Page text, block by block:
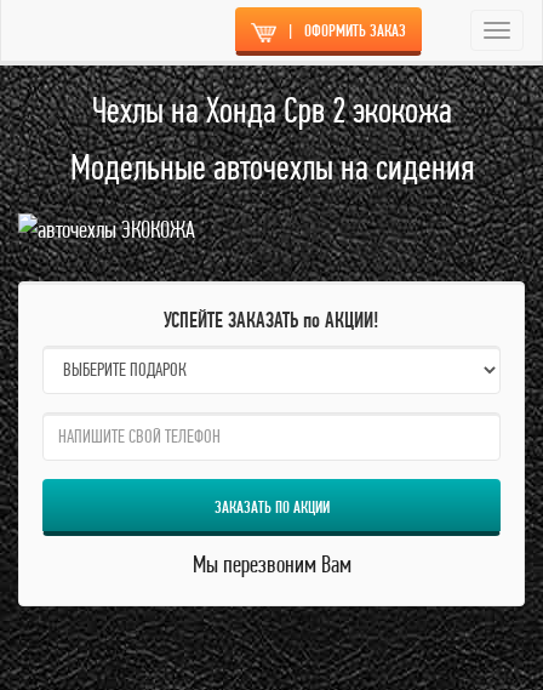
| ОФОРМИТЬ ЗАКАЗ
Чехлы на Хонда Срв 2 экокожа
Модельные авточехлы на сидения
УСПЕЙТЕ ЗАКАЗАТЬ по АКЦИИ!
name:
qzw:
ЗАКАЗАТЬ ПО АКЦИИ
Мы перезвоним Вам